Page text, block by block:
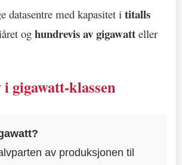
datasentre med kapasitet i titalls
og hundrevis av gigawatt eller
gigawatt-klassen
av produksjonen til